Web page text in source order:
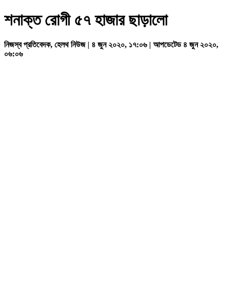
শনাক্ত রোগী ৫৭ হাজার ছাড়ালো
নিজস্ব প্রতিবেদক, হেলথ নিউজ | ৪ জুন ২০২০, ১৭:০৬ | আপডেটেড ৪ জুন ২০২০,
০৬:০৬